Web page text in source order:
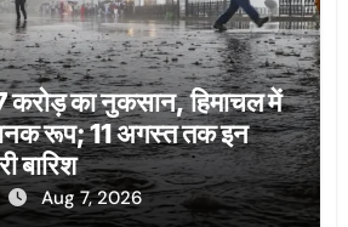
करोड़ का नुकसान, हिमाचल में
रूप; 11 अगस्त तक इन
बारिश
Aug 7, 2026